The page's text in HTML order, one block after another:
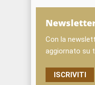
Con la
aggiornato su
ISCRIVITI